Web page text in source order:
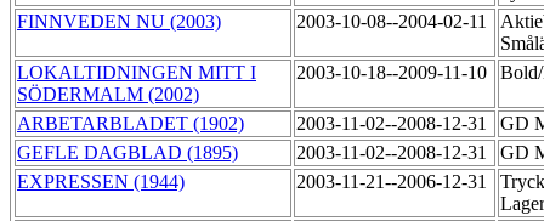
FINNVEDEN NU (2003)
2003-10-08--2004-02-11
LOKALTIDNINGEN MITT I
SÖDERMALM (2002)
2003-10-18--2009-11-10
ARBETARBLADET (1902) 2003-11-02--2008-12-31
GD
GEFLE DAGBLAD (1895)
2003-11-02--2008-12-31
GD
EXPRESSEN (1944)
2003-11-21--2006-12-31